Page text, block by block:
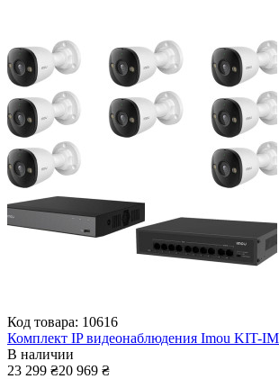
Код товара: 10616
Комплект IP видеонаблюдения Imou KIT-
В наличии
23 299 ₴20 969 ₴